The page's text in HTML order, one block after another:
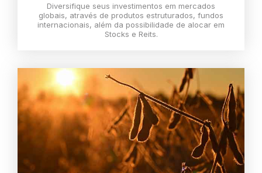
Diversifique seus investimentos em mercados
globais, através de produtos estruturados, fundos
internacionais, além da possibilidade de alocar em
Stocks e Reits.